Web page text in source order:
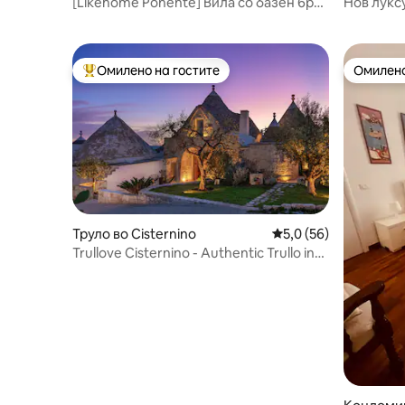
Меѓу најуспешните „Омилени на гостите“
Омилено на гостите
Труло во Cisternino Просечна оцена:
5,0 (56)
Trullove Cisternino - Authentic Trullo in